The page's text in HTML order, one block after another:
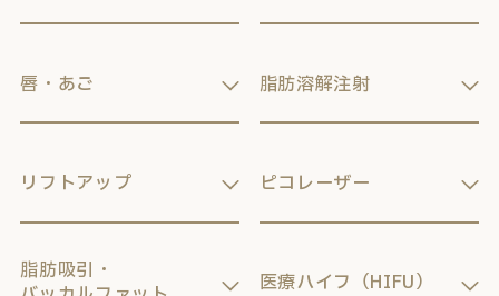
唇・あご
リフトアップ
脂肪吸引・
脂肪溶解注射
ピコレーザー
医療ハイフ（HIFU）